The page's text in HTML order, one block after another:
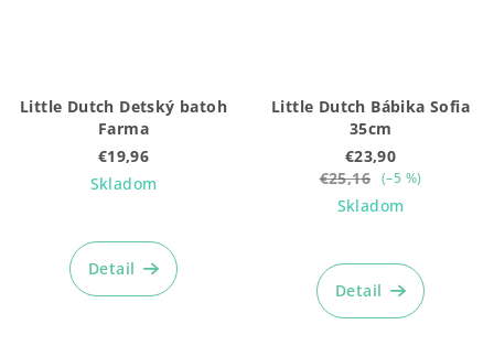
Little Dutch Detský batoh
Farma
€19,96
Skladom
Detail
Little Dutch Bábika Sofia
35cm
€23,90
€25,16 (–5 %)
Skladom
hodnotenie
produktu
Detail